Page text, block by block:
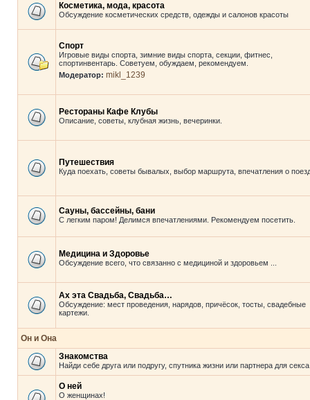
Косметика, мода, красота
Обсуждение косметических средств, одежды и салонов красоты
Спорт
Игровые виды спорта, зимние виды спорта, секции, фитнес,
спортинвентарь. Советуем, обуждаем, рекомендуем.
Модератор: mikl_1239
Рестораны Кафе Клубы
Описание, советы, клубная жизнь, вечеринки.
Путешествия
Куда поехать, советы бывалых, выбор маршрута, впечатления о
Сауны, бассейны, бани
С легким паром! Делимся впечатлениями. Рекомендуем посетить.
Медицина и Здоровье
Обсуждение всего, что связанно с медициной и здоровьем ...
Ах эта Свадьба, Свадьба…
Обсуждение: мест проведения, нарядов, причёсок, тосты, свадебные
картежи.
Он и Она
Знакомства
Найди себе друга или подругу, спутника жизни или партнера для
О ней
О женщинах!